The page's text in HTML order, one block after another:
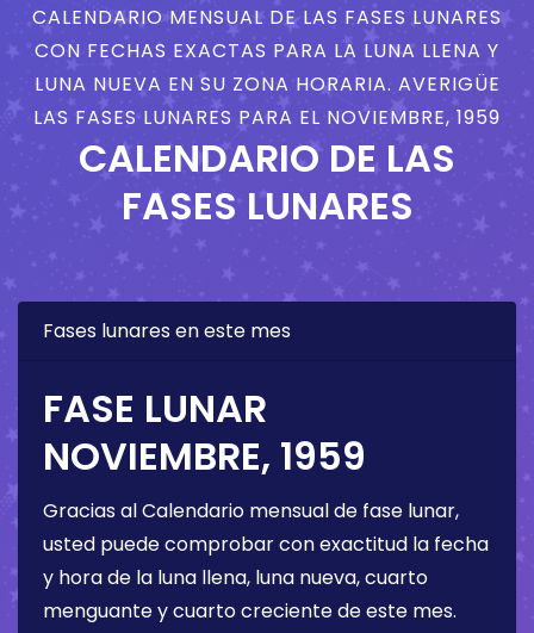
CALENDARIO MENSUAL DE LAS FASES LUNARES
CON FECHAS EXACTAS PARA LA LUNA LLENA Y
LUNA NUEVA EN SU ZONA HORARIA. AVERIGÜE
LAS FASES LUNARES PARA EL NOVIEMBRE, 1959
CALENDARIO DE LAS
FASES LUNARES
Fases lunares en este mes
FASE LUNAR
NOVIEMBRE, 1959
Gracias al Calendario mensual de fase lunar,
usted puede comprobar con exactitud la fecha
y hora de la luna llena, luna nueva, cuarto
menguante y cuarto creciente de este mes.